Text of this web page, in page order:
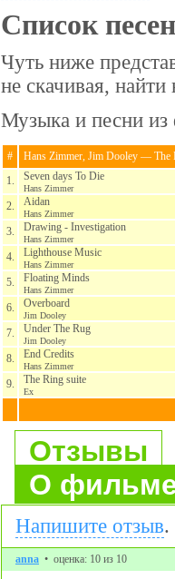
Список песен
Чуть ниже
не скачивая,
Музыка и песни
#
Hans Zimmer, Jim Dooley — The
1.
Seven days To Die
Hans Zimmer
2. Aidan
Hans Zimmer
3. Drawing - Investigation
Hans Zimmer
4. Lighthouse Music
Hans Zimmer
5. Floating Minds
Hans Zimmer
6. Overboard
Jim Dooley
7. Under The Rug
Jim Dooley
8. End Credits
Hans Zimmer
9. The Ring suite
Ex
Отзывы
О
Напишите отзыв.
anna • оценка: 10 из 10